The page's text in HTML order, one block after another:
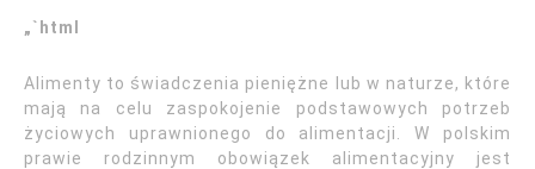
„`html
Alimenty to świadczenia pieniężne lub w naturze, które
mają na celu zaspokojenie podstawowych potrzeb
życiowych uprawnionego do alimentacji. W polskim
prawie rodzinnym obowiązek alimentacyjny jest